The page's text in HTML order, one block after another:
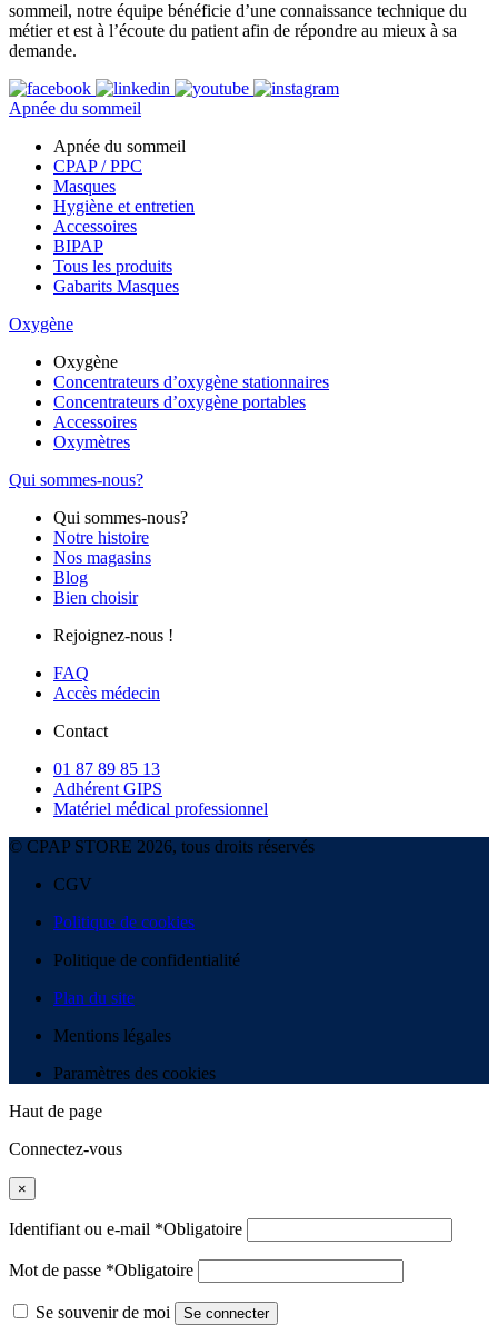
sommeil, notre équipe bénéficie d’une connaissance technique du
métier et est à l’écoute du patient afin de répondre au mieux à sa
demande.
Apnée du sommeil
Apnée du sommeil
CPAP / PPC
Masques
Hygiène et entretien
Accessoires
BIPAP
Tous les produits
Gabarits Masques
Oxygène
Oxygène
Concentrateurs d’oxygène stationnaires
Concentrateurs d’oxygène portables
Accessoires
Oxymètres
Qui sommes-nous?
Qui sommes-nous?
Notre histoire
Nos magasins
Blog
Bien choisir
Rejoignez-nous !
FAQ
Accès médecin
Contact
01 87 89 85 13
Adhérent GIPS
Matériel médical professionnel
© CPAP STORE 2026, tous droits réservés
CGV
Politique de cookies
Politique de confidentialité
Plan du site
Mentions légales
Paramètres des cookies
Haut de page
Connectez-vous
×
Identifiant ou e-mail *Obligatoire
Mot de passe *Obligatoire
Se souvenir de moi Se connecter